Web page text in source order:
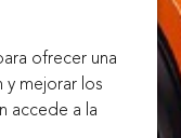
ofrecer una
mejorar los
accede a la